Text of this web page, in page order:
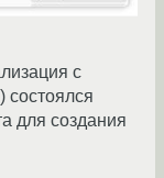
с
) состоялся
для создания